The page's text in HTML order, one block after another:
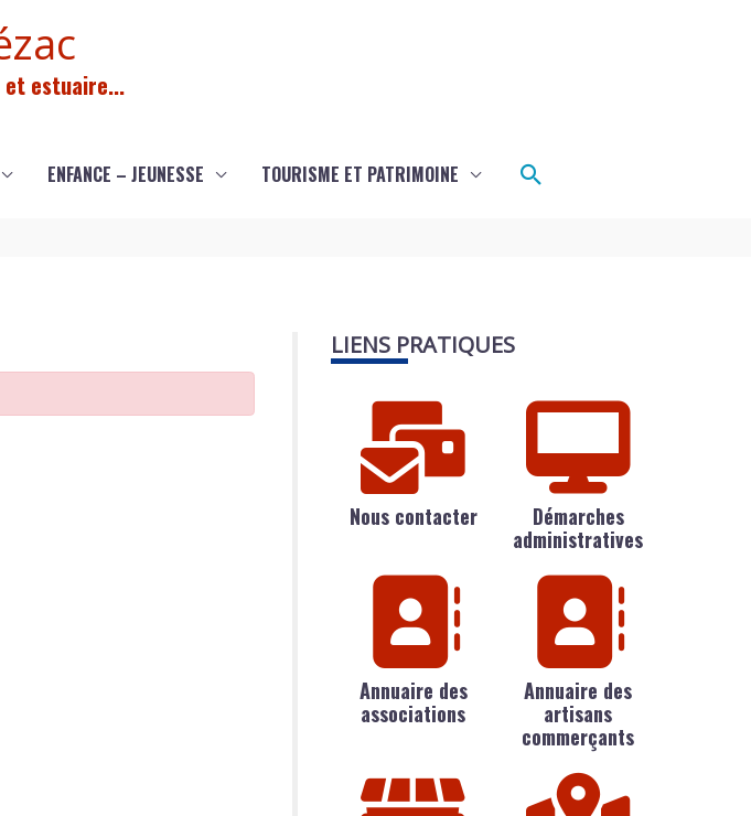
estuaire...
ENFANCE – JEUNESSE TOURISME ET PATRIMOINE Rechercher
LIENS PRATIQUES
Nous contacter
Démarches
administratives
Annuaire des
associations
Annuaire des
artisans
commerçants